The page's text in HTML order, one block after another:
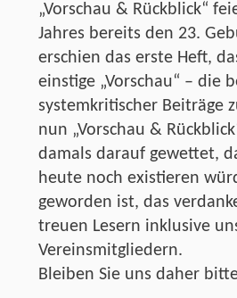
„Vorschau & Rückblick“
Jahres bereits den 23.
erschien das erste Heft,
einstige „Vorschau“ – die
systemkritischer Beiträge
nun „Vorschau &
damals darauf gewettet,
heute noch existieren
geworden ist, das
treuen Lesern inklusive
Vereinsmitgliedern.
Bleiben Sie uns daher